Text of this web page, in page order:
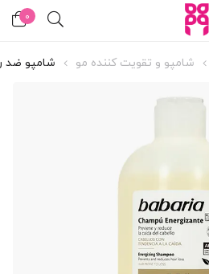
0
شامپو و تقویت کننده مو شامپو ضد